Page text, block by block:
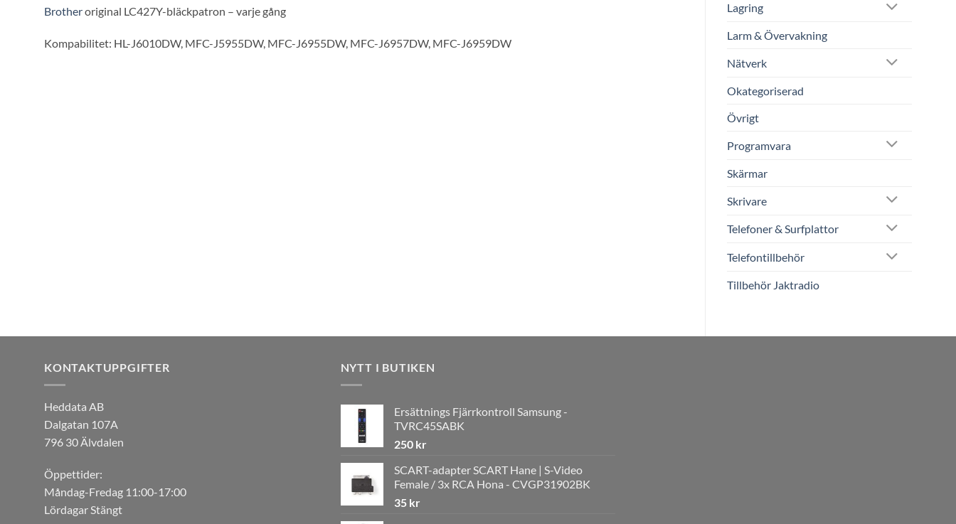
Lagring
Larm & Övervakning
Nätverk
Okategoriserad
Övrigt
Programvara
Skärmar
Skrivare
Telefoner & Surfplattor
Telefontillbehör
Tillbehör Jaktradio
Brotheroriginal LC427Y-bläckpatron – varje gång
Kompabilitet: HL-J6010DW, MFC-J5955DW, MFC-J6955DW, MFC-J6957DW, MFC-J6959DW
KONTAKTUPPGIFTER
Heddata AB
Dalgatan 107A
796 30 Älvdalen
Öppettider:
Måndag-Fredag 11:00-17:00
Lördagar Stängt
NYTT I BUTIKEN
Ersättnings Fjärrkontroll Samsung -
TVRC45SABK
250 kr
SCART-adapter SCART Hane | S-Video
Female / 3x RCA Hona - CVGP31902BK
35 kr